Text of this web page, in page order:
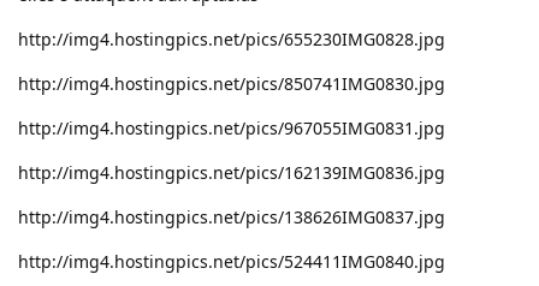
http://img4.hostingpics.net/pics/655230IMG0828.jpg
http://img4.hostingpics.net/pics/850741IMG0830.jpg
http://img4.hostingpics.net/pics/967055IMG0831.jpg
http://img4.hostingpics.net/pics/162139IMG0836.jpg
http://img4.hostingpics.net/pics/138626IMG0837.jpg
http://img4.hostingpics.net/pics/524411IMG0840.jpg